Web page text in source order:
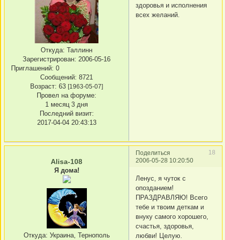
Откуда: Таллинн
Зарегистрирован: 2006-05-16
Приглашений: 0
Сообщений: 8721
Возраст: 63 [1963-05-07]
Провел на форуме:
1 месяц 3 дня
Последний визит:
2017-04-04 20:43:13
здоровья и исполнения
всех желаний.
Поделиться
18
2006-05-28 10:20:50
Alisa-108
Я дома!
Откуда: Украина, Тернополь
Ленус, я чуток с
опозданием!
ПРАЗДРАВЛЯЮ! Всего
тебе и твоим деткам и
внуку самого хорошего,
счастья, здоровья,
любви! Целую.